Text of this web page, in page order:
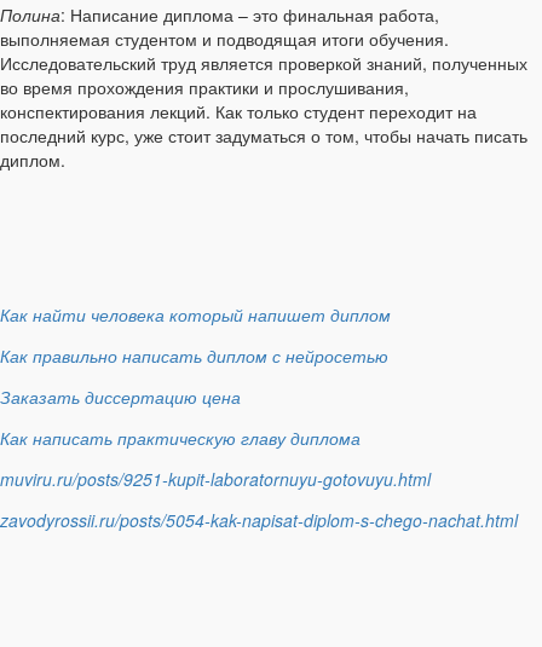
Полина: Написание диплома – это финальная работа,
выполняемая студентом и подводящая итоги обучения.
Исследовательский труд является проверкой знаний, полученных
во время прохождения практики и прослушивания,
конспектирования лекций. Как только студент переходит на
последний курс, уже стоит задуматься о том, чтобы начать писать
диплом.
Как найти человека который напишет диплом
Как правильно написать диплом с нейросетью
Заказать диссертацию цена
Как написать практическую главу диплома
muviru.ru/posts/9251-kupit-laboratornuyu-gotovuyu.html
zavodyrossii.ru/posts/5054-kak-napisat-diplom-s-chego-nachat.html